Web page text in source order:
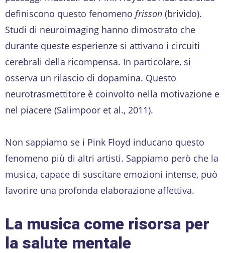
definiscono questo fenomeno frisson (brivido).
Studi di neuroimaging hanno dimostrato che
durante queste esperienze si attivano i circuiti
cerebrali della ricompensa. In particolare, si
osserva un rilascio di dopamina. Questo
neurotrasmettitore è coinvolto nella motivazione e
nel piacere (Salimpoor et al., 2011).
Non sappiamo se i Pink Floyd inducano questo
fenomeno più di altri artisti. Sappiamo però che la
musica, capace di suscitare emozioni intense, può
favorire una profonda elaborazione affettiva.
La musica come risorsa per
la salute mentale